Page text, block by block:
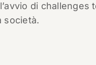
di challenges
società.